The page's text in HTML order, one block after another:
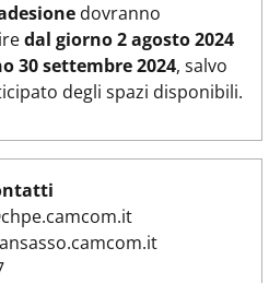
dovranno
dal giorno 2 agosto 2024
30 settembre 2024, salvo
degli spazi disponibili.